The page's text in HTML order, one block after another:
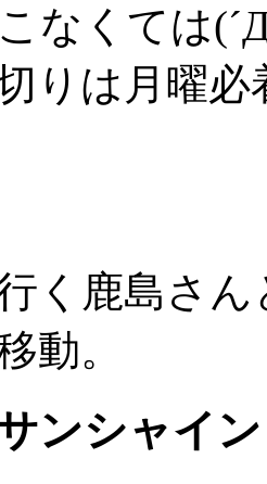
なくては
りは月曜
く鹿島さ
動。
ンシャイン